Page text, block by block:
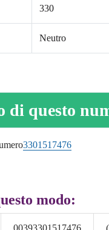
330
Neutro
questo
3301517476
modo: